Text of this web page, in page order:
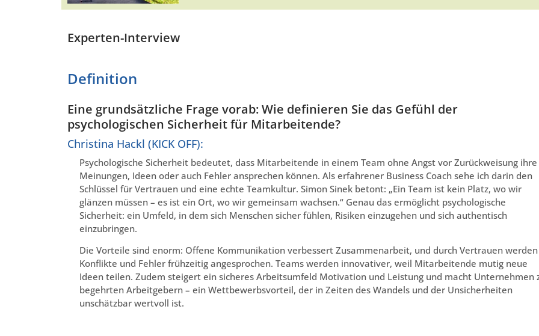
Experten-Interview
Definition
Eine grundsätzliche Frage vorab: Wie definieren Sie das Gefühl der
psychologischen Sicherheit für Mitarbeitende?
Christina Hackl (KICK OFF):
Psychologische Sicherheit bedeutet, dass Mitarbeitende in einem Team ohne Angst vor Zurückweisung ihre
Meinungen, Ideen oder auch Fehler ansprechen können. Als erfahrener Business Coach sehe ich darin den
Schlüssel für Vertrauen und eine echte Teamkultur. Simon Sinek betont: „Ein Team ist kein Platz, wo wir
glänzen müssen – es ist ein Ort, wo wir gemeinsam wachsen.“ Genau das ermöglicht psychologische
Sicherheit: ein Umfeld, in dem sich Menschen sicher fühlen, Risiken einzugehen und sich authentisch
einzubringen.
Die Vorteile sind enorm: Offene Kommunikation verbessert Zusammenarbeit, und durch Vertrauen werden
Konflikte und Fehler frühzeitig angesprochen. Teams werden innovativer, weil Mitarbeitende mutig neue
Ideen teilen. Zudem steigert ein sicheres Arbeitsumfeld Motivation und Leistung und macht Unternehmen
begehrten Arbeitgebern – ein Wettbewerbsvorteil, der in Zeiten des Wandels und der Unsicherheiten
unschätzbar wertvoll ist.